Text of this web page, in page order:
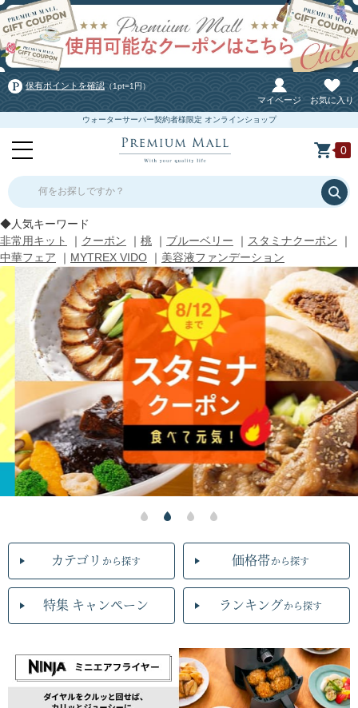
保有ポイントを確認 （1pt=1円）
マイページ お気に入り
ウォーターサーバー契約者様限定 オンラインショップ
0
何をお探しですか？
◆人気キーワード
非常用キット
｜ クーポン ｜ 桃 ｜ ブルーベリー ｜ スタミナクーポン ｜
中華フェア ｜ MYTREX VIDO ｜ 美容液ファンデーション
カテゴリ から探す 価格帯から探す
特集 キャンペーン ランキングから探す